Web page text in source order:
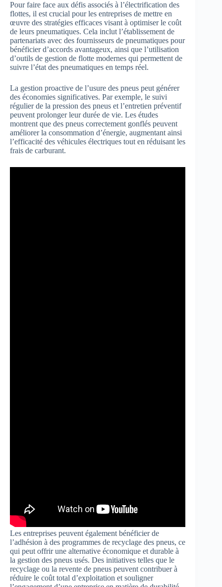
Pour faire face aux défis associés à l’électrification des
flottes, il est crucial pour les entreprises de mettre en
œuvre des stratégies efficaces visant à optimiser le coût
de leurs pneumatiques. Cela inclut l’établissement de
partenariats avec des fournisseurs de pneumatiques pour
bénéficier d’accords avantageux, ainsi que l’utilisation
d’outils de gestion de flotte modernes qui permettent de
suivre l’état des pneumatiques en temps réel.
La gestion proactive de l’usure des pneus peut générer
des économies significatives. Par exemple, le suivi
régulier de la pression des pneus et l’entretien préventif
peuvent prolonger leur durée de vie. Les études
montrent que des pneus correctement gonflés peuvent
améliorer la consommation d’énergie, augmentant ainsi
l’efficacité des véhicules électriques tout en réduisant les
frais de carburant.
Les entreprises peuvent également bénéficier de
l’adhésion à des programmes de recyclage des pneus, ce
qui peut offrir une alternative économique et durable à
la gestion des pneus usés. Des initiatives telles que le
recyclage ou la revente de pneus peuvent contribuer à
réduire le coût total d’exploitation et souligner